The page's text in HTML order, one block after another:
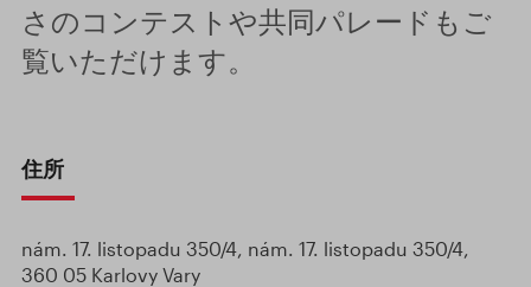
さのコンテストや共同パレードもご
覧いただけます。
住所
nám. 17. listopadu 350/4, nám. 17. listopadu 350/4,
360 05 Karlovy Vary